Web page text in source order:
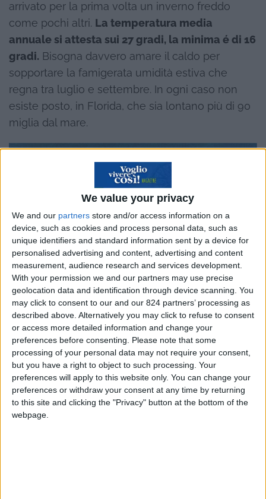
We value your privacy
We and our partners store and/or access information on a
device, such as cookies and process personal data, such as
unique identifiers and standard information sent by a device for
personalised advertising and content, advertising and content
measurement, audience research and services development.
With your permission we and our partners may use precise
geolocation data and identification through device scanning. You
may click to consent to our and our 824 partners’ processing as
described above. Alternatively you may click to refuse to consent
or access more detailed information and change your
preferences before consenting. Please note that some
processing of your personal data may not require your consent,
but you have a right to object to such processing. Your
preferences will apply to this website only. You can change your
preferences or withdraw your consent at any time by returning
to this site and clicking the "Privacy" button at the bottom of the
webpage.
arrivato per la prima volta un inverno freddo
come pochi altri. La temperatura media
annuale si attesta sui 27 gradi, la minima é di 16
gradi. Bisogna davvero amare il caldo per
sopportare la famigerata umidità estiva che
regna tra luglio e settembre. In ogni caso non
esiste posto, in Florida, che sia lontano più di 90
miglia dal mare.